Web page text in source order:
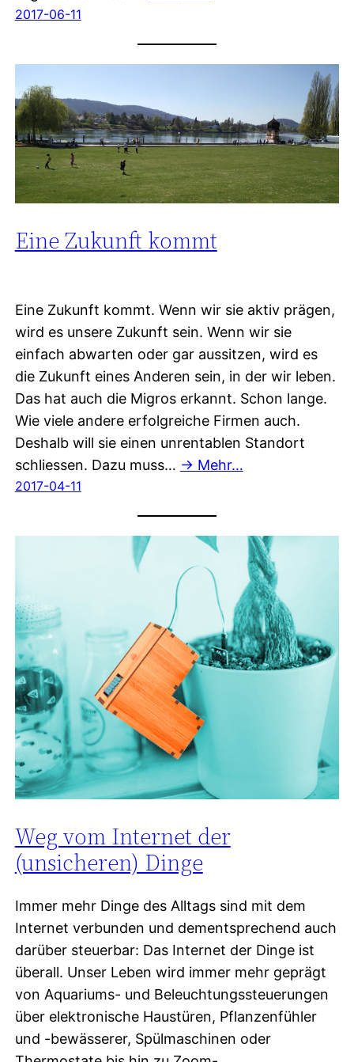
2017-06-11
Eine Zukunft kommt
Eine Zukunft kommt. Wenn wir sie aktiv prägen,
wird es unsere Zukunft sein. Wenn wir sie
einfach abwarten oder gar aussitzen, wird es
die Zukunft eines Anderen sein, in der wir leben.
Das hat auch die Migros erkannt. Schon lange.
Wie viele andere erfolgreiche Firmen auch.
Deshalb will sie einen unrentablen Standort
schliessen. Dazu muss… → Mehr…
2017-04-11
Weg vom Internet der
(unsicheren) Dinge
Immer mehr Dinge des Alltags sind mit dem
Internet verbunden und dementsprechend auch
darüber steuerbar: Das Internet der Dinge ist
überall. Unser Leben wird immer mehr geprägt
von Aquariums- und Beleuchtungssteuerungen
über elektronische Haustüren, Pflanzenfühler
und -bewässerer, Spülmaschinen oder